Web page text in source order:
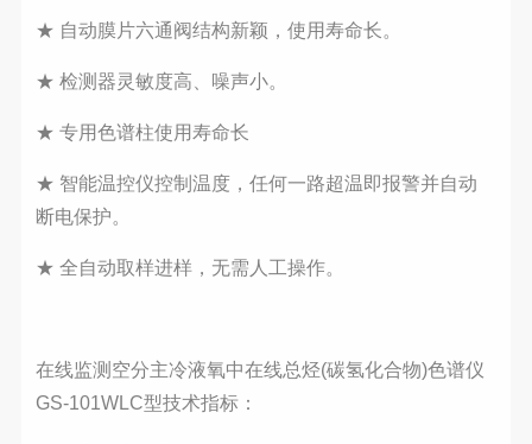
★ 自动膜片六通阀结构新颖，使用寿命长。
★ 检测器灵敏度高、噪声小。
★ 专用色谱柱使用寿命长
★ 智能温控仪控制温度，任何一路超温即报警并自动
断电保护。
★ 全自动取样进样，无需人工操作。
在线监测空分主冷液氧中在线总烃(碳氢化合物)色谱仪
GS-101WLC型技术指标：